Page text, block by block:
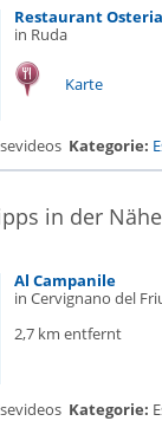
Restaurant
in Ruda
Karte
Kategorie:
in der
Al Campanile
in Cervignano del
2,7 km entfernt
Kategorie: